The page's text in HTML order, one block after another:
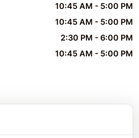
10:45 AM - 5:00 PM
10:45 AM - 5:00 PM
2:30 PM - 6:00 PM
10:45 AM - 5:00 PM